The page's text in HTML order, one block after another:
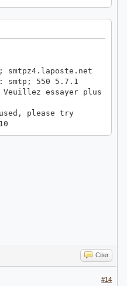
smtpz4.laposte.net
smtp; 550 5.7.1
essayer plus
please try
Citer
#14